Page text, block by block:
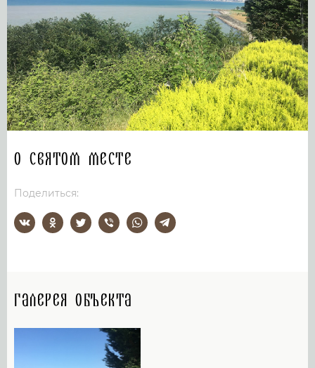
О святом месте
Поделиться:
Галерея объекта